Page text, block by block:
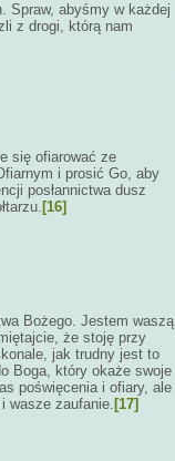
Spraw, abyśmy w każdej
z drogi, którą nam
się ofiarować ze
i prosić Go, aby
posłannictwa dusz
[16]
Bożego. Jestem waszą
że stoję przy
jak trudny jest to
Boga, który okaże swoje
poświęcenia i ofiary, ale
wasze zaufanie. [17]